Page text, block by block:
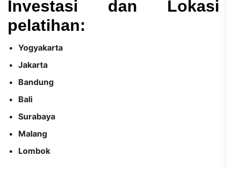
Investasi dan Lokasi
pelatihan:
Yogyakarta
Jakarta
Bandung
Bali
Surabaya
Malang
Lombok